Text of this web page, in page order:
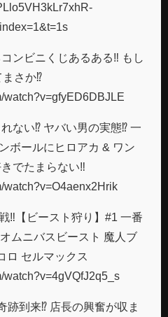
ンビニくじあるある‼︎ もし
まさか⁉︎
watch?v=gfyED6DBJLE
ない⁉︎ ヤバい男の実態⁉︎ 一
ボールにヒロアカ & ワン
でたまらない‼︎
watch?v=O4aenx2Hrik
‼︎【ビースト狩り】#1 一番
ムニバスビースト 魔人ブ
ロ セルマックス
watch?v=4gVQfJ2q5_s
跡到来⁉︎ 店長の興奮が収ま